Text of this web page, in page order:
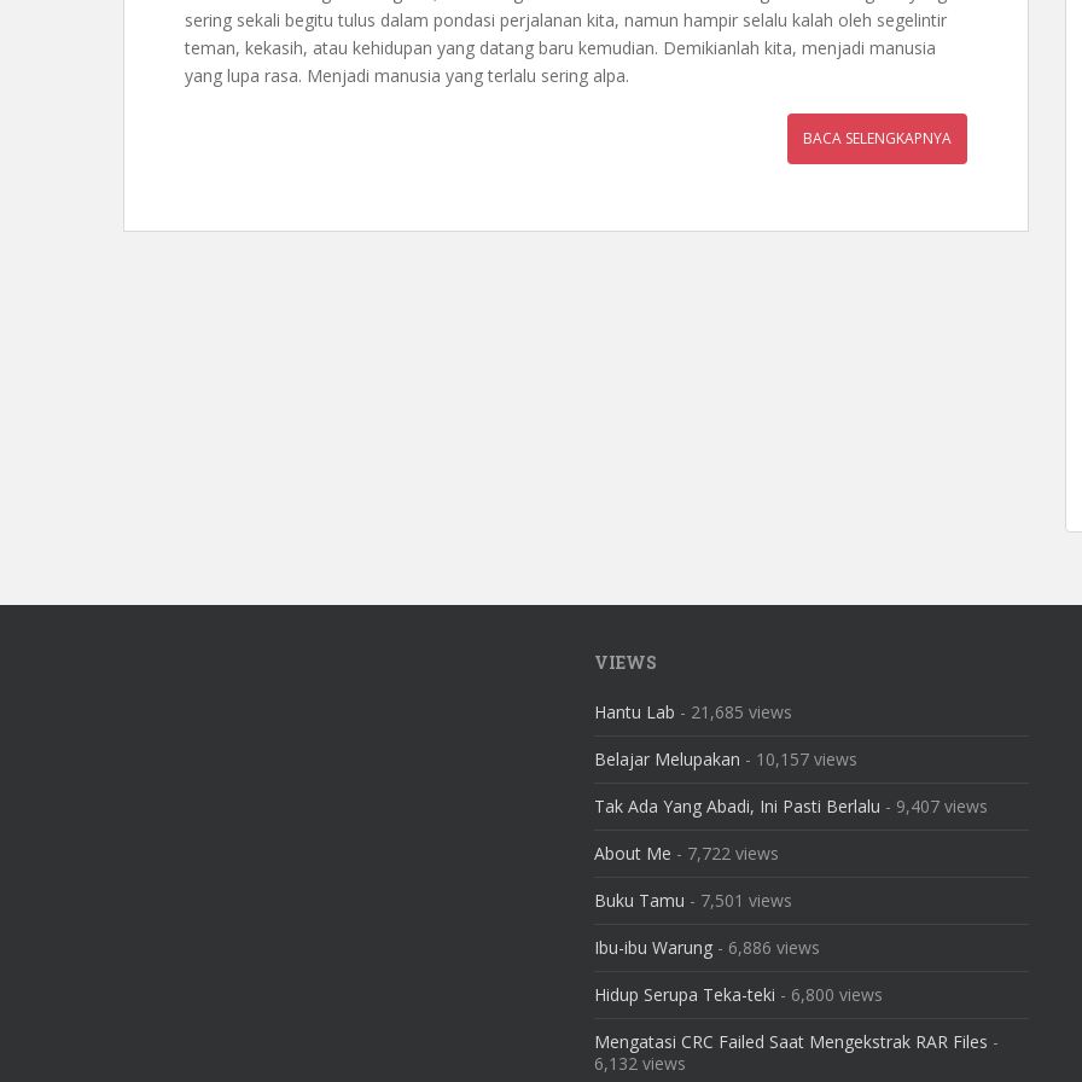
sering sekali begitu tulus dalam pondasi perjalanan kita, namun hampir selalu kalah oleh segelintir
teman, kekasih, atau kehidupan yang datang baru kemudian. Demikianlah kita, menjadi manusia
yang lupa rasa. Menjadi manusia yang terlalu sering alpa.
BACA SELENGKAPNYA
VIEWS
Hantu Lab - 21,685 views
Belajar Melupakan - 10,157 views
Tak Ada Yang Abadi, Ini Pasti Berlalu - 9,407 views
About Me - 7,722 views
Buku Tamu - 7,501 views
Ibu-ibu Warung - 6,886 views
Hidup Serupa Teka-teki - 6,800 views
Mengatasi CRC Failed Saat Mengekstrak RAR Files -
6,132 views